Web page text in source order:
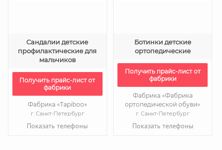
Сандалии детские
профилактические для
мальчиков
Получить прайс-лист от
фабрики
Фабрика «Tapiboo»
г. Санкт-Петербург
Показать телефоны
Ботинки детские
ортопедические
Получить прайс-лист от
фабрики
Фабрика «Фабрика
ортопедической обуви»
г. Санкт-Петербург
Показать телефоны